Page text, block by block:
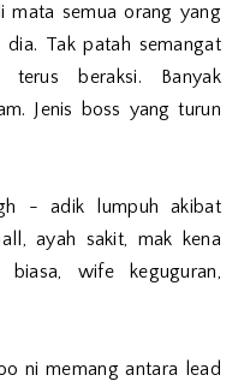
semua orang yang
dia. Tak patah semangat
beraksi. Banyak
Jenis boss yang turun
- adik lumpuh akibat
ayah sakit, mak kena
wife keguguran,
ni memang antara lead